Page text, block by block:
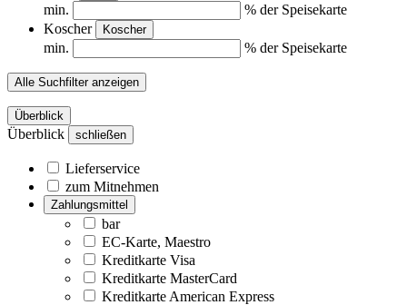
min.
% der Speisekarte
Koscher
Koscher
min. % der Speisekarte
Alle Suchfilter anzeigen
Überblick
Überblick schließen
Lieferservice
zum Mitnehmen
Zahlungsmittel
bar
EC-Karte, Maestro
Kreditkarte Visa
Kreditkarte MasterCard
Kreditkarte American Express